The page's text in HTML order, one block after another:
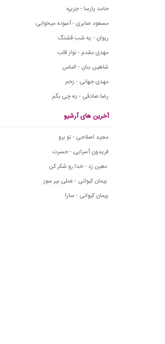
حامد پارسا - جزیره
مسعود صابری - آسوده میخوابی
ریوان - یه شب قشنگ
مهدی مقدم - نوار قلب
شاهین بنان - الماس
مهدی جهانی - زخم
رضا صادقی - یه چی بگم
آخرین های آرشیو
مجید اصلاحی - تو برو
فریدون آسرایی - حسرت
معین زد - خدا رو شکر کن
پیمان کیوانی - غملی بیر سوز
پیمان کیوانی - سارا